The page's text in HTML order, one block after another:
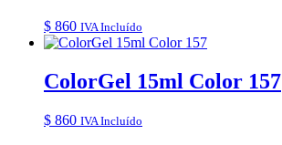
$ 860 IVA Incluído
ColorGel 15ml Color 157
$ 860 IVA Incluído